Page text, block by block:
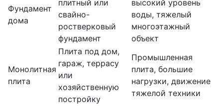
Фундамент
дома
плитный или
свайно-
ростверковый
фундамент
высокий уровень
воды, тяжелый
многоэтажный
объект
Монолитная
плита
Плита под дом,
гараж, террасу
или
хозяйственную
постройку
Промышленная
плита, большие
нагрузки, движение
тяжелой техники